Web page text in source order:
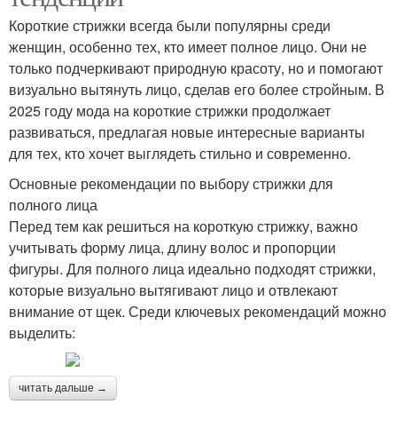
Короткие стрижки всегда были популярны среди
женщин, особенно тех, кто имеет полное лицо. Они не
только подчеркивают природную красоту, но и помогают
визуально вытянуть лицо, сделав его более стройным. В
2025 году мода на короткие стрижки продолжает
развиваться, предлагая новые интересные варианты
для тех, кто хочет выглядеть стильно и современно.
Основные рекомендации по выбору стрижки для
полного лица
Перед тем как решиться на короткую стрижку, важно
учитывать форму лица, длину волос и пропорции
фигуры. Для полного лица идеально подходят стрижки,
которые визуально вытягивают лицо и отвлекают
внимание от щек. Среди ключевых рекомендаций можно
выделить:
читать дальше →